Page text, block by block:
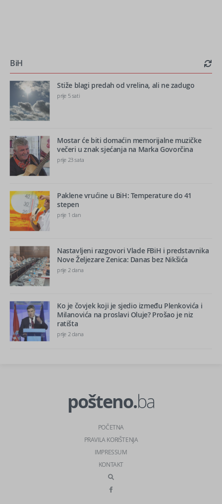
BiH
Stiže blagi predah od vrelina, ali ne zadugo
prije 5 sati
Mostar će biti domaćin memorijalne muzičke
večeri u znak sjećanja na Marka Govorčina
prije 23 sata
Paklene vrućine u BiH: Temperature do 41
stepen
prije 1 dan
Nastavljeni razgovori Vlade FBiH i predstavnika
Nove Željezare Zenica: Danas bez Nikšića
prije 2 dana
Ko je čovjek koji je sjedio između Plenkovića i
Milanovića na proslavi Oluje? Prošao je niz
ratišta
prije 2 dana
pošteno.ba
POČETNA
PRAVILA KORIŠTENJA
IMPRESSUM
KONTAKT